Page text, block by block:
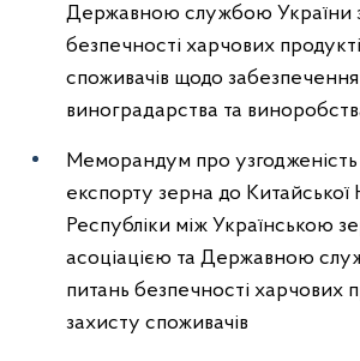
Державною службою України
безпечності харчових
споживачів щодо
виноградарства та
Меморандум про узгодженість
експорту зерна до Китайської
Республіки між Українською
асоціацією та Державною
питань безпечності харчових
захисту споживачів